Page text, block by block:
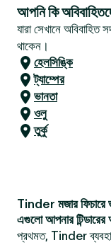
আপনি কি
যারা সেখানে
থাকেন।
হেলসিঙ্কি
ট্যাম্পের
ভানতা
ওলু
তুর্কু
Tinder মজার ফিচারে
এগুলো আপনার
প্রথমত, Tinder